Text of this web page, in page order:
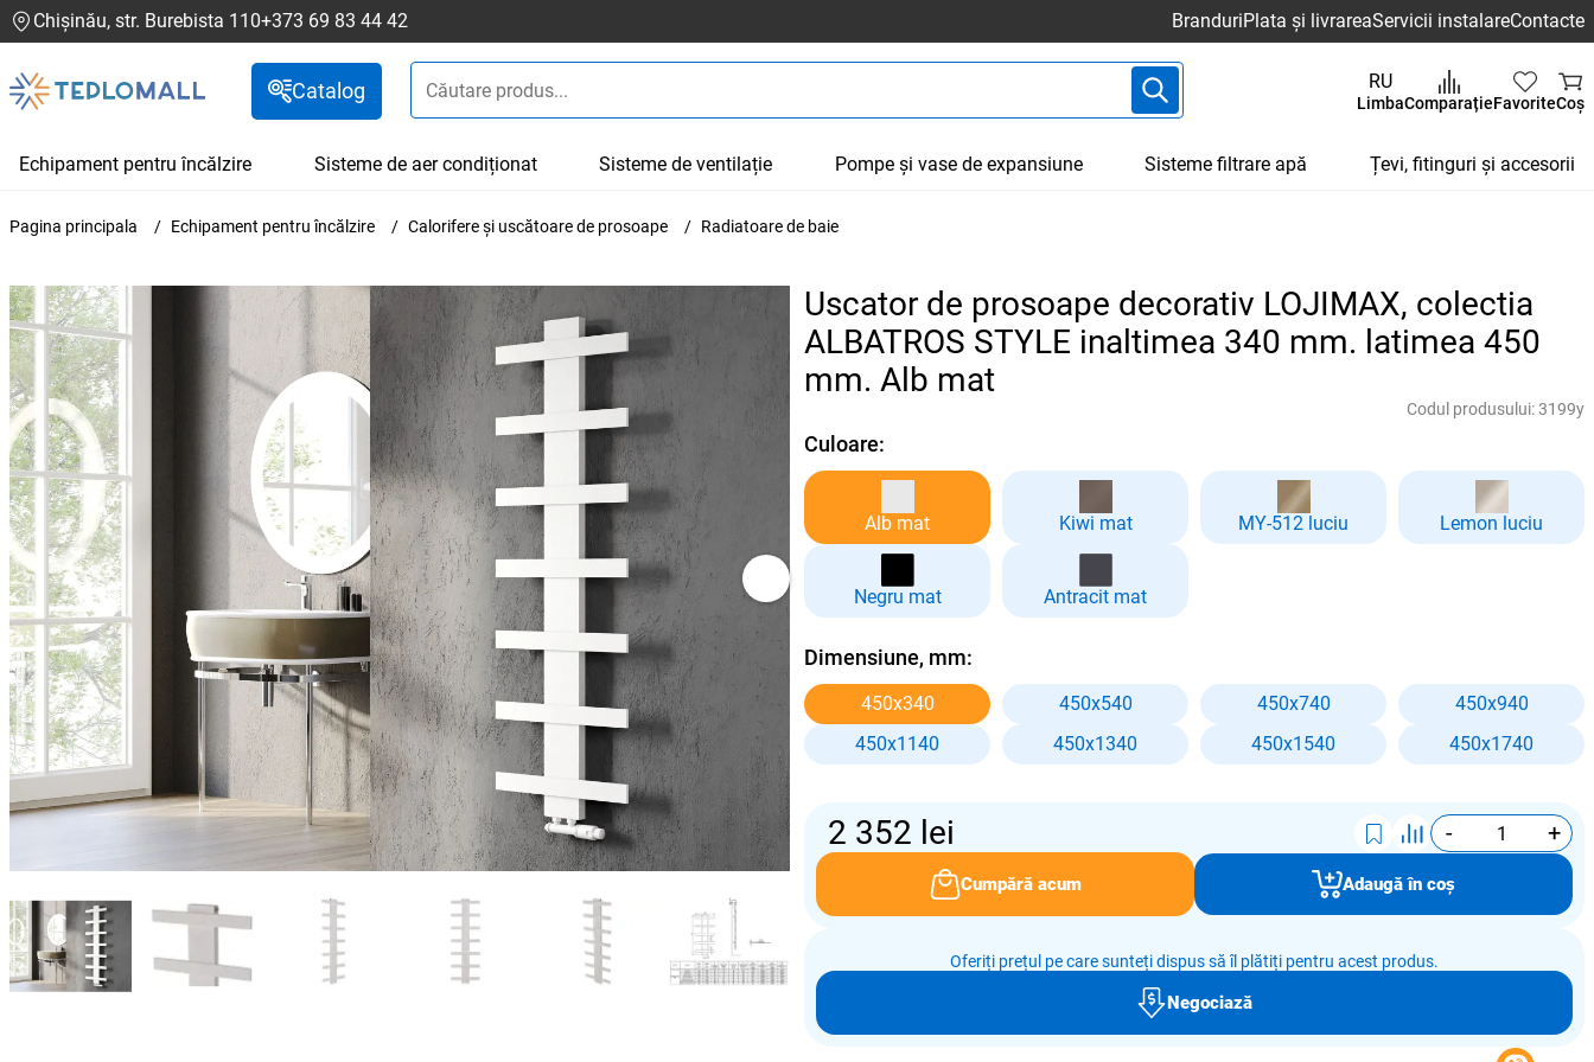
Chișinău, str. Burebista 110+373 69 83 44 42 BranduriPlata și livrareaServicii instalareContacte
Catalog RU
LimbaComparațieFavoriteCoș
Echipament pentru încălzire Sisteme de aer condiționat Sisteme de ventilație Pompe și vase de expansiune Sisteme filtrare apă Țevi, fitinguri și accesorii
Pagina principala Echipament pentru încălzire Calorifere și uscătoare de prosoape Radiatoare de baie
Uscator de prosoape decorativ LOJIMAX, colectia
ALBATROS STYLE inaltimea 340 mm. latimea 450
mm. Alb mat
Codul produsului:3199y
Culoare:
Alb mat Kiwi mat MY-512 luciu Lemon luciu
Negru mat Antracit mat
Dimensiune, mm:
450x340 450x540 450x740
450x940
450x1140
450x1340 450x1540 450x1740
2 352 lei - +
Cumpără acum Adaugă în coș
Oferiți prețul pe care sunteți dispus să îl plătiți pentru acest produs.
Negociază